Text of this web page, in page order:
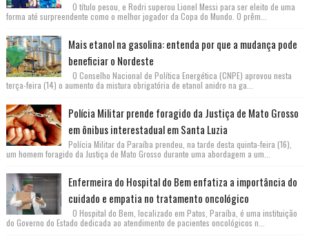
O título pesou, e Rodri superou Lionel Messi para ser eleito de uma
forma até surpreendente como o melhor jogador da Copa do Mundo. O prêm...
Mais etanol na gasolina: entenda por que a mudança pode
beneficiar o Nordeste
O Conselho Nacional de Política Energética (CNPE) aprovou nesta
terça-feira (14) o aumento da mistura obrigatória de etanol anidro na ga...
Polícia Militar prende foragido da Justiça de Mato Grosso
em ônibus interestadual em Santa Luzia
Polícia Militar da Paraíba prendeu, na tarde desta quinta-feira (16),
um homem foragido da Justiça de Mato Grosso durante uma abordagem a um...
Enfermeira do Hospital do Bem enfatiza a importância do
cuidado e empatia no tratamento oncológico
O Hospital do Bem, localizado em Patos, Paraíba, é uma instituição
do Governo do Estado dedicada ao atendimento de pacientes oncológicos n...